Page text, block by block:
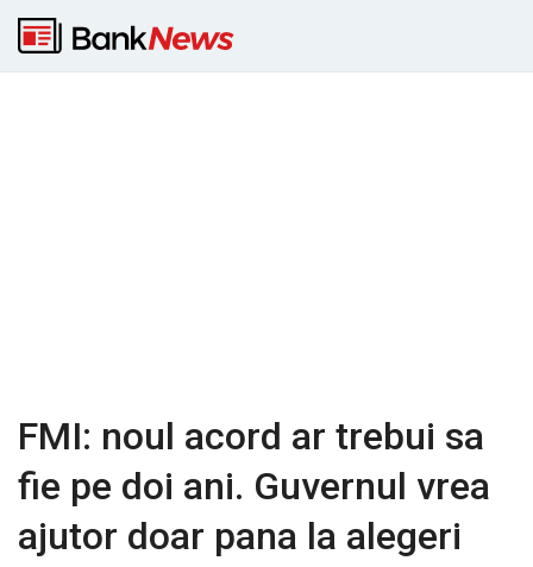
FMI: noul acord ar trebui sa
fie pe doi ani. Guvernul vrea
ajutor doar pana la alegeri